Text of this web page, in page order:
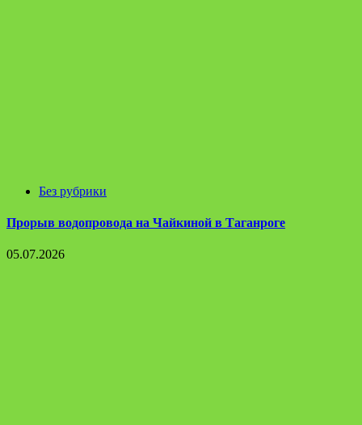
Без рубрики
Прорыв водопровода на Чайкиной в Таганроге
05.07.2026